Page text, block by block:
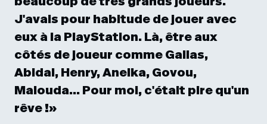
J'avais pour habitude de jouer avec
eux à la PlayStation. Là, être aux
côtés de joueur comme Gallas,
Abidal, Henry, Anelka, Govou,
Malouda... Pour moi, c'était pire qu'un
rêve !»